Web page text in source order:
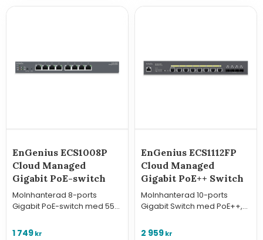
EnGenius ECS1008P
Cloud Managed
Gigabit PoE-switch
Molnhanterad 8-ports
Gigabit PoE-switch med 55W
och optimerad för IP-
1 749kr
EnGenius ECS1112FP
Cloud Managed
Gigabit PoE++ Switch
Molnhanterad 10-ports
Gigabit Switch med PoE++,
portar. Kraftfull lösning för
2 959kr